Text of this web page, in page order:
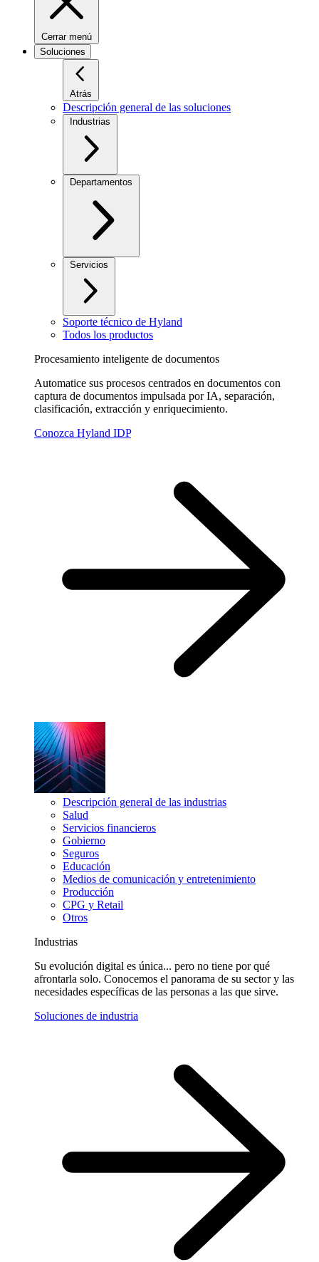
Cerrar menú
Soluciones
Atrás
Descripción general de las soluciones
Industrias
Departamentos
Servicios
Soporte técnico de Hyland
Todos los productos
Procesamiento inteligente de documentos
Automatice sus procesos centrados en documentos con
captura de documentos impulsada por IA, separación,
clasificación, extracción y enriquecimiento.
Conozca Hyland IDP
Descripción general de las industrias
Salud
Servicios financieros
Gobierno
Seguros
Educación
Medios de comunicación y entretenimiento
Producción
CPG y Retail
Otros
Industrias
Su evolución digital es única... pero no tiene por qué
afrontarla solo. Conocemos el panorama de su sector y las
necesidades específicas de las personas a las que sirve.
Soluciones de industria